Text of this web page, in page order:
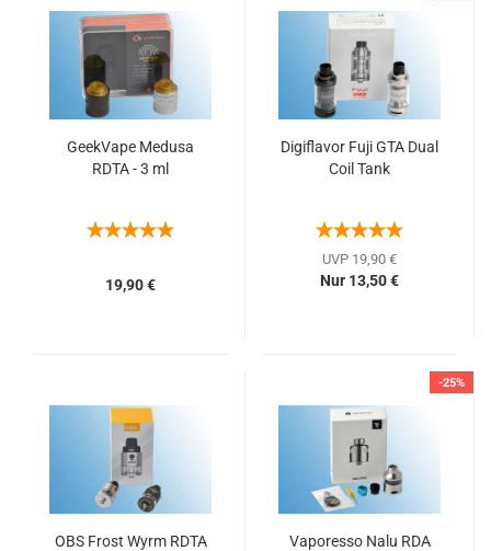
GeekVape Medusa
RDTA - 3 ml
19,90 €
Digiflavor Fuji GTA Dual
Coil Tank
UVP 19,90 €
Nur 13,50 €
OBS Frost Wyrm RDTA
-25%
Vaporesso Nalu RDA